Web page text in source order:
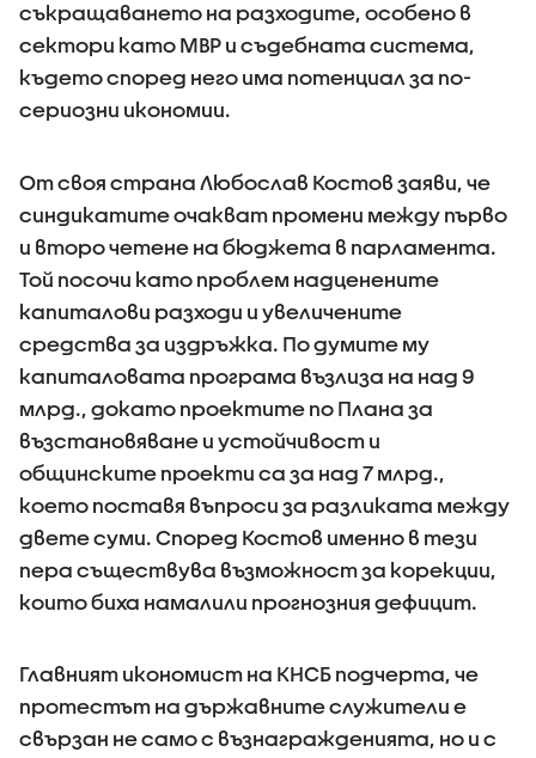
съкращаването на разходите, особено в
сектори като МВР и съдебната система,
където според него има потенциал за по-
сериозни икономии.
От своя страна Любослав Костов заяви, че
синдикатите очакват промени между първо
и второ четене на бюджета в парламента.
Той посочи като проблем надценените
капиталови разходи и увеличените
средства за издръжка. По думите му
капиталовата програма възлиза на над 9
млрд., докато проектите по Плана за
възстановяване и устойчивост и
общинските проекти са за над 7 млрд.,
което поставя въпроси за разликата между
двете суми. Според Костов именно в тези
пера съществува възможност за корекции,
които биха намалили прогнозния дефицит.
Главният икономист на КНСБ подчерта, че
протестът на държавните служители е
свързан не само с възнагражденията, но и с